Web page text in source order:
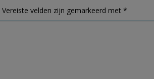
Vereiste velden zijn gemarkeerd met *